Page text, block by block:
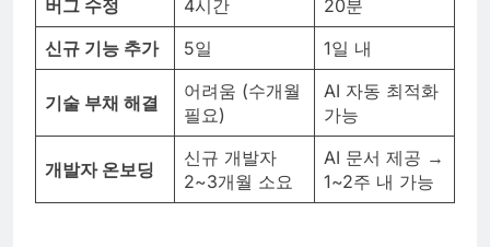
버그 수정 4시간
20분
신규 기능 추가
5일 1일 내
기술 부채 해결
어려움 (수개월
필요)
AI 자동 최적화
가능
개발자 온보딩
신규 개발자
2~3개월 소요
AI 문서 제공 →
1~2주 내 가능